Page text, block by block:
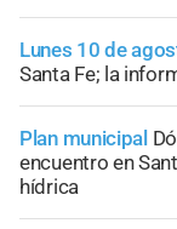
Lunes 10 de
Santa Fe; la
Plan municipal
encuentro en
hídrica